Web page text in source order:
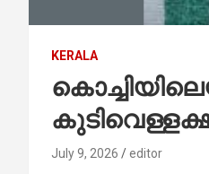
KERALA
July 9, 2026 editor